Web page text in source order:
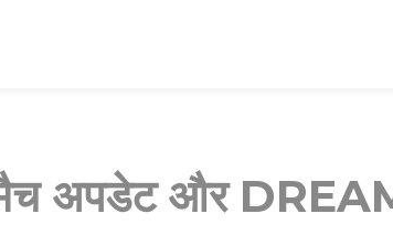
अपडेट और